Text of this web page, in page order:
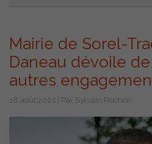
Mairie de Sorel-
Daneau dévoile
autres
18 août 2021 | Par Sylvain Rochon